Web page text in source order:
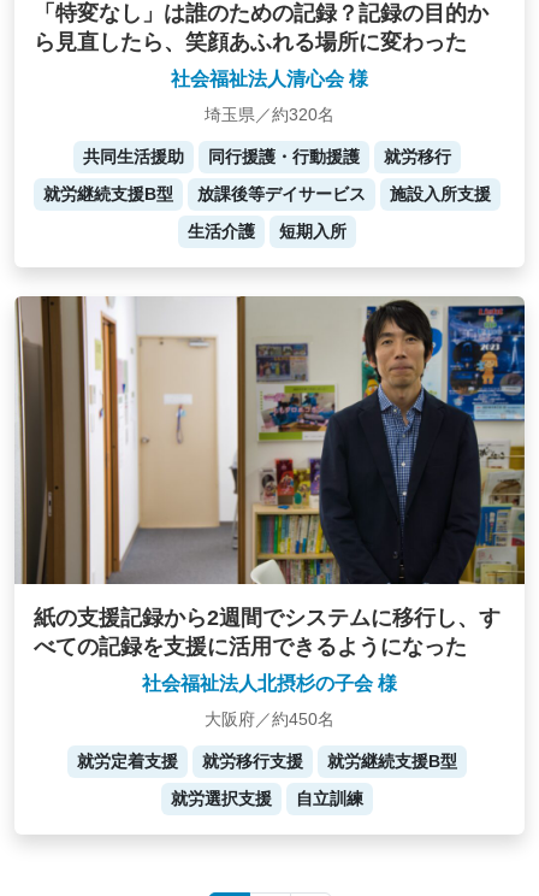
「特変なし」は誰のための記録？記録の目的か
ら見直したら、笑顔あふれる場所に変わった
社会福祉法人清心会 様
埼玉県／約320名
共同生活援助 同行援護・行動援護
就労移行
就労継続支援B型
放課後等デイサービス
施設入所支援
生活介護
短期入所
紙の支援記録から2週間でシステムに移行し、す
べての記録を支援に活用できるようになった
社会福祉法人北摂杉の子会 様
大阪府／約450名
就労定着支援 就労移行支援
就労継続支援B型
就労選択支援
自立訓練